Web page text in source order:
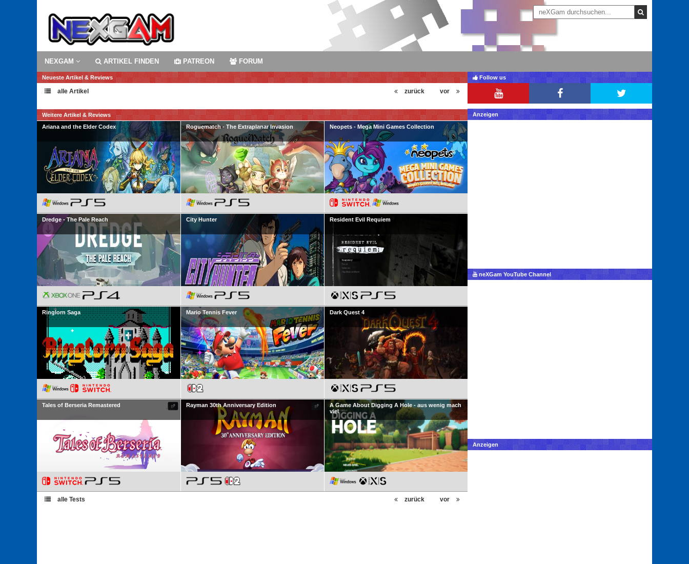
NEXGAM ARTIKEL FINDEN PATREON FORUM
Neueste Artikel & Reviews
alle Artikel vor
zurück
Weitere Artikel & Reviews
Ariana and the Elder Codex
Roguematch - The Extraplanar Invasion Neopets - Mega Mini Games Collection
Dredge - The Pale Reach City Hunter Resident Evil Requiem
Ringlorn Saga Mario Tennis Fever Dark Quest 4
Tales of Berseria Remastered Rayman 30th Anniversary Edition
A Game About Digging A Hole - aus wenig mach
viel
alle Tests vor
zurück
Follow us
Anzeigen
neXGam YouTube Channel
Anzeigen